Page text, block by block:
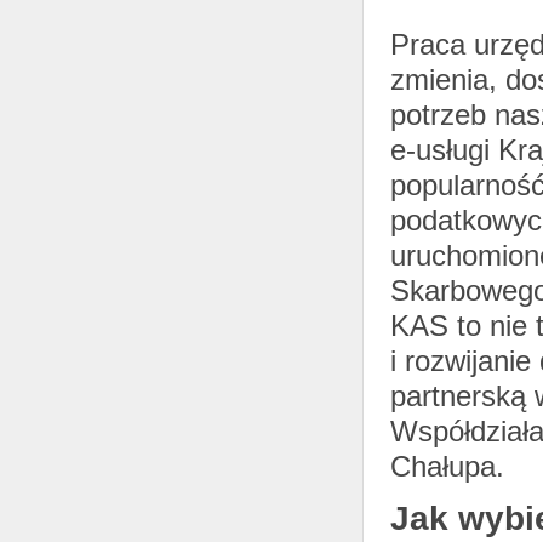
Praca
zmienia,
potrzeb
e-usługi
KAS to nie
i rozwijanie
partnerską
Chałupa.
Jak